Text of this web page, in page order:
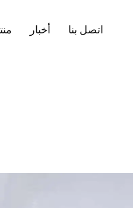
أخبار اتصل بنا